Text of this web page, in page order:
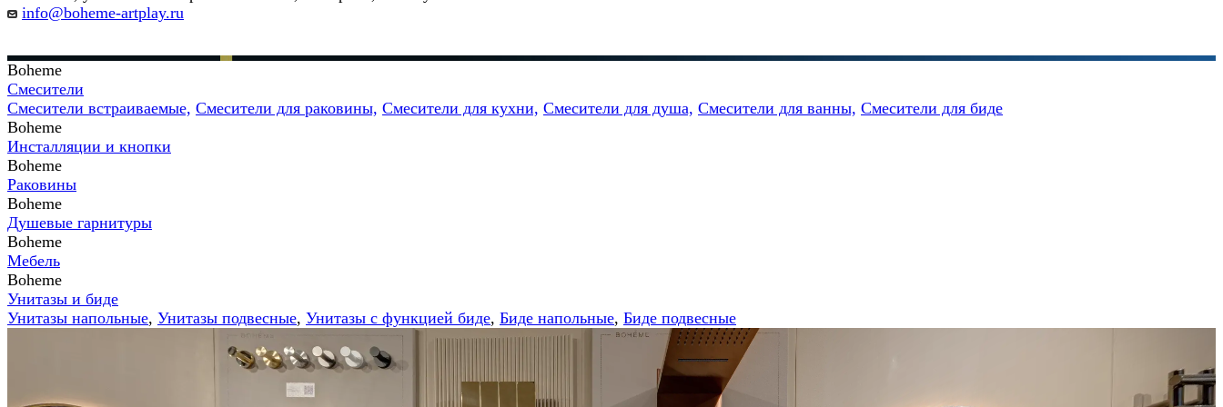
info@boheme-artplay.ru
Boheme
Смесители
Смесители встраиваемые, Смесители для раковины, Смесители для кухни, Смесители для душа, Смесители для ванны, Смесители для биде
Boheme
Инсталляции и кнопки
Boheme
Раковины
Boheme
Душевые гарнитуры
Boheme
Мебель
Boheme
Унитазы и биде
Унитазы напольные, Унитазы подвесные, Унитазы с функцией биде, Биде напольные, Биде подвесные